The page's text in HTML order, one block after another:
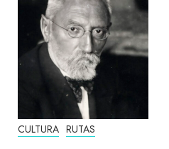
CULTURA RUTAS